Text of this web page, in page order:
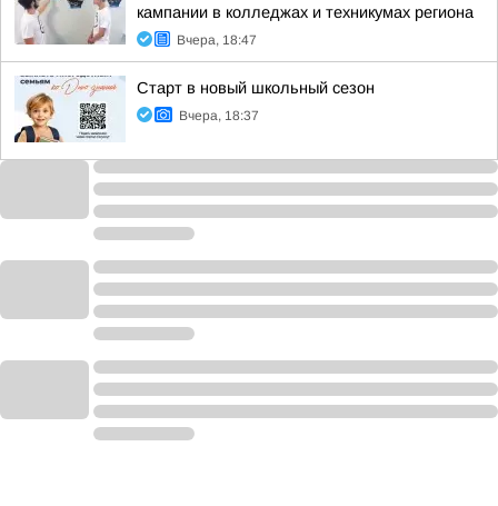
кампании в колледжах и техникумах региона
Вчера, 18:47
Старт в новый школьный сезон
Вчера, 18:37